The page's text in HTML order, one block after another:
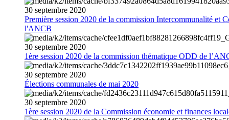
30 septembre 2020
Première session 2020 de la commission Intercommunalité et
l'ANCB
30 septembre 2020
1ère session 2020 de la commission thématique ODD de
30 septembre 2020
Élections communales de mai 2020
30 septembre 2020
1ère session 2020 de la Commission économie et finances